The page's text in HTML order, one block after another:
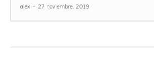
alex - 27 noviembre, 2019